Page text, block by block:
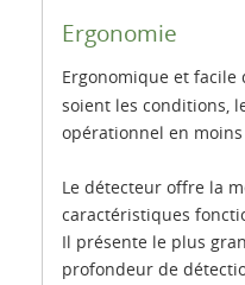
Ergonomie
Ergonomique et facile
soient les conditions,
opérationnel en moins
Le détecteur offre la
caractéristiques
Il présente le plus
profondeur de